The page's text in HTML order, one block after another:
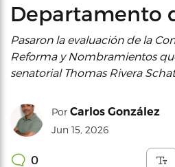
Departamento
Pasaron la evaluación de la
Reforma y Nombramientos
senatorial Thomas Rivera
Por Carlos González
Jun 15, 2026
0